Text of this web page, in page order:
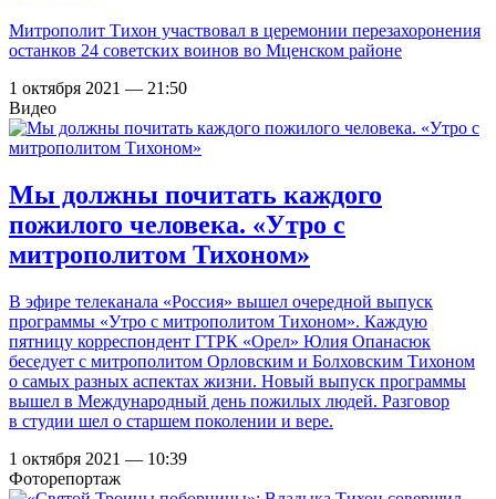
Митрополит Тихон участвовал в церемонии перезахоронения
останков 24 советских воинов во Мценском районе
1 октября 2021 — 21:50
Видео
Мы должны почитать каждого
пожилого человека. «Утро с
митрополитом Тихоном»
В эфире телеканала «Россия» вышел очередной выпуск
программы «Утро с митрополитом Тихоном». Каждую
пятницу корреспондент ГТРК «Орел» Юлия Опанасюк
беседует с митрополитом Орловским и Болховским Тихоном
о самых разных аспектах жизни. Новый выпуск программы
вышел в Международный день пожилых людей. Разговор
в студии шел о старшем поколении и вере.
1 октября 2021 — 10:39
Фоторепортаж